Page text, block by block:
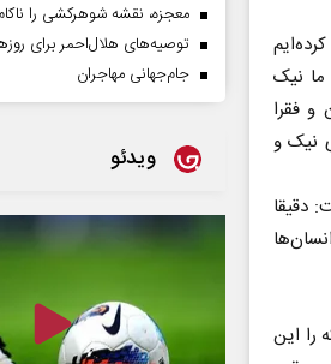
ما نیک
و فقرا
نیک و
دقیقا
را این
معجزه، نقشه شوهرکشی را
توصیه‌های هلال‌احمر برای
جام‌جهانی مهاجران
ویدئو